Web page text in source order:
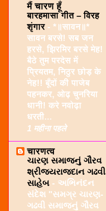
मैं चारण हूँ
बारहमासा गीत – विरह
शृंगार - *॥सावन॥*
सावन बरसे! सब जन
हरसे, झिरमिर बरसे मेह!
बैठे तुम परदेस में
प्रियतम, निठुर छोड़ के
नेह!! बूँदों की पाजेब
पहनकर, ओढ़ चुनरिया
धानी! करे नवोढ़ा
धरती...
1 महीना पहले
चारणत्व
ચારણ સમાજનું ગૌરવ
શ્રીજયરાજદાન ગઢવી
સાહેબ - અભિનંદન
સંદેશ "સમગ્ર ચારણ-
ગઢવી સમાજનું ગૌરવ